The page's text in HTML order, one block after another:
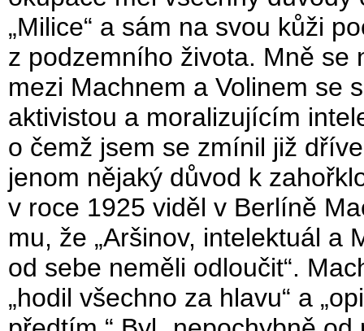
„Milice“ a sám na svou kůži
z podzemního života. Mně se
mezi Machnem a Volinem se
aktivistou a moralizujícím
o čemž jsem se zmínil již
jenom nějaký důvod k
v roce 1925 viděl v Berlíně
mu, že „Aršinov, intelektuál a
od sebe neměli odloučit“.
„hodil všechno za hlavu“ a